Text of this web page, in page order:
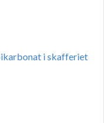
i skafferiet